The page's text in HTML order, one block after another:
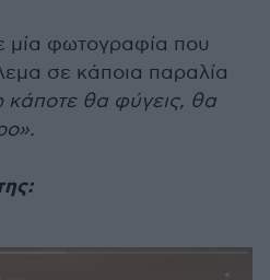
μία φωτογραφία που
σε κάποια παραλία
κάποτε θα φύγεις, θα